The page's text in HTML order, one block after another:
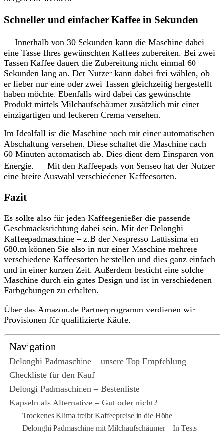
Schneller und einfacher Kaffee in Sekunden
Innerhalb von 30 Sekunden kann die Maschine dabei
eine Tasse Ihres gewünschten Kaffees zubereiten. Bei zwei
Tassen Kaffee dauert die Zubereitung nicht einmal 60
Sekunden lang an. Der Nutzer kann dabei frei wählen, ob
er lieber nur eine oder zwei Tassen gleichzeitig hergestellt
haben möchte. Ebenfalls wird dabei das gewünschte
Produkt mittels Milchaufschäumer zusätzlich mit einer
einzigartigen und leckeren Crema versehen.
Im Idealfall ist die Maschine noch mit einer automatischen
Abschaltung versehen. Diese schaltet die Maschine nach
60 Minuten automatisch ab. Dies dient dem Einsparen von
Energie. Mit den Kaffeepads von Senseo hat der Nutzer
eine breite Auswahl verschiedener Kaffeesorten.
Fazit
Es sollte also für jeden Kaffeegenießer die passende
Geschmacksrichtung dabei sein. Mit der Delonghi
Kaffeepadmaschine – z.B der Nespresso Lattissima en
680.m können Sie also in nur einer Maschine mehrere
verschiedene Kaffeesorten herstellen und dies ganz einfach
und in einer kurzen Zeit. Außerdem besticht eine solche
Maschine durch ein gutes Design und ist in verschiedenen
Farbgebungen zu erhalten.
Über das Amazon.de Partnerprogramm verdienen wir
Provisionen für qualifizierte Käufe.
Navigation
Delonghi Padmaschine – unsere Top Empfehlung
Checkliste für den Kauf
Delongi Padmaschinen – Bestenliste
Kapseln als Alternative – Gut oder nicht?
Trockenes Klima treibt Kaffeepreise in die Höhe
Delonghi Padmaschine mit Milchaufschäumer – In Tests